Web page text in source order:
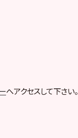
へアクセスして下さい。